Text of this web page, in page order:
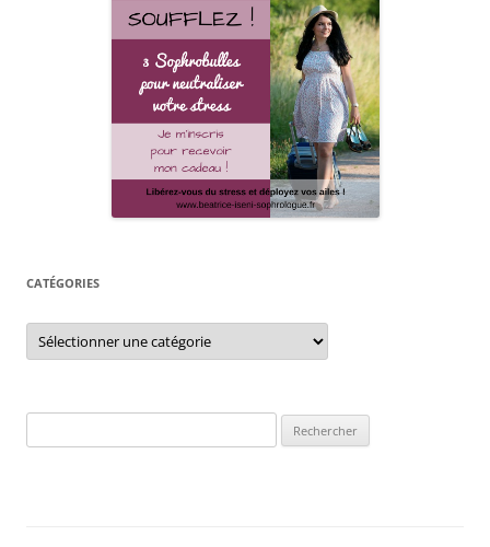
CATÉGORIES
Catégories